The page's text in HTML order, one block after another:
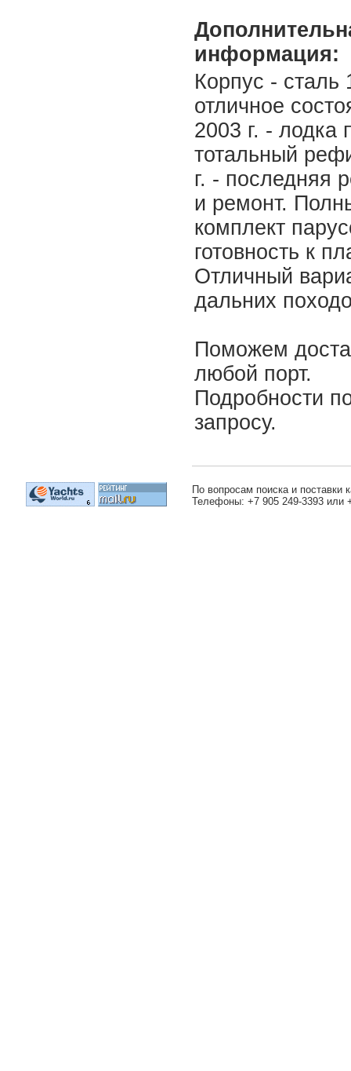
информация:
Корпус -
отличное
2003 г. - лодка
тотальный
г. - последняя
и ремонт.
комплект
готовность к
Отличный
дальних
Поможем
любой порт.
Подробности
запросу.
По вопросам поиска и поставки
Телефоны: +7 905 249-3393 или